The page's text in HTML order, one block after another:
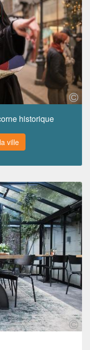
historique
ville